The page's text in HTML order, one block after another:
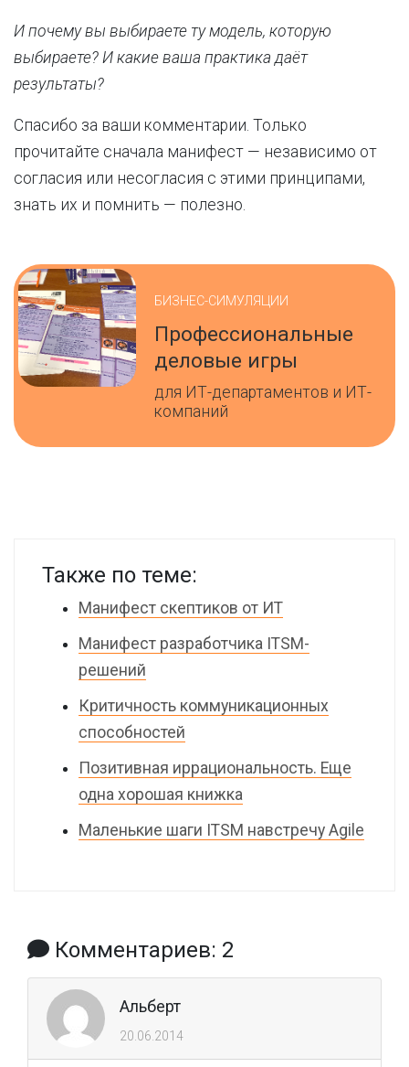
И почему вы выбираете ту модель, которую
выбираете? И какие ваша практика даёт
результаты?
Спасибо за ваши комментарии. Только
прочитайте сначала манифест — независимо от
согласия или несогласия с этими принципами,
знать их и помнить — полезно.
БИЗНЕС-СИМУЛЯЦИИ
Профессиональные
деловые игры
для ИТ-департаментов и ИТ-
компаний
Также по теме:
Манифест скептиков от ИТ
Манифест разработчика ITSM-
решений
Критичность коммуникационных
способностей
Позитивная иррациональность. Еще
одна хорошая книжка
Маленькие шаги ITSM навстречу Agile
Комментариев: 2
Альберт
20.06.2014